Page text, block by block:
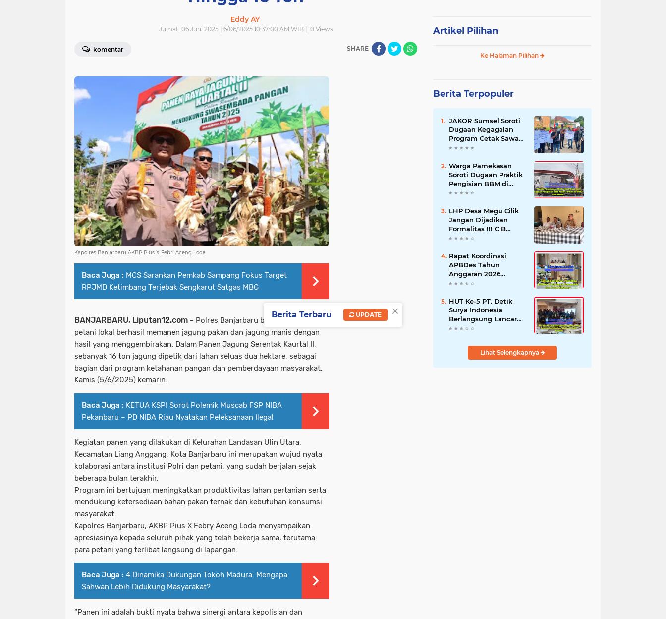
Eddy AY
Jumat, 06 Juni 2025 | 6/06/2025 10:37:00 AM WIB | 0Views
komentar SHARE
Kapolres Banjarbaru AKBP Pius X Febri Aceng Loda
Baca Juga : MCS Sarankan Pemkab Sampang Fokus Target
RPJMD Ketimbang Terjebak Sengkarut Satgas MBG
BANJARBARU, Liputan12.com - Polres Banjarbaru bersama para
petani lokal berhasil memanen jagung pakan dan jagung manis dengan
hasil yang menggembirakan. Dalam Panen Jagung Serentak Kaurtal II,
sebanyak 16 ton jagung dipetik dari lahan seluas dua hektare, sebagai
bagian dari program ketahanan pangan dan pemberdayaan masyarakat.
Kamis (5/6/2025) kemarin.
Baca Juga : KETUA KSPI Sorot Polemik Muscab FSP NIBA
Pekanbaru – PD NIBA Riau Nyatakan Peleksanaan Ilegal
Kegiatan panen yang dilakukan di Kelurahan Landasan Ulin Utara,
Kecamatan Liang Anggang, Kota Banjarbaru ini merupakan wujud nyata
kolaborasi antara institusi Polri dan petani, yang sudah berjalan sejak
beberapa bulan terakhir.
Program ini bertujuan meningkatkan produktivitas lahan pertanian serta
mendukung ketersediaan bahan pakan ternak dan kebutuhan konsumsi
masyarakat.
Kapolres Banjarbaru, AKBP Pius X Febry Aceng Loda menyampaikan
apresiasinya kepada seluruh pihak yang telah bekerja sama, terutama
para petani yang terlibat langsung di lapangan.
Baca Juga : 4 Dinamika Dukungan Tokoh Madura: Mengapa
Sahwan Lebih Didukung Masyarakat?
“Panen ini adalah bukti nyata bahwa sinergi antara kepolisian dan
Artikel Pilihan
Ke Halaman Pilihan
Berita Terpopuler
JAKOR Sumsel Soroti
Dugaan Kegagalan
Program Cetak Sawah
Rp105 Miliar di Ogan
Pertanian Mundur
Warga Pamekasan
Soroti Dugaan Praktik
Pengisian BBM di
SPBU Cem Manis,
Pengawasan
LHP Desa Megu Cilik
Jangan Dijadikan
Formalitas !!! CIB
Desak Inspektorat
dan Hentikan Dugaan
Permainan Oknum
Rapat Koordinasi
APBDes Tahun
Anggaran 2026
Semester II,
Sokobanah Libatkan 12
Desa
HUT Ke-5 PT. Detik
Surya Indonesia
Berlangsung Lancar
dan Profesional,
Wartawan
Lihat Selengkapnya
×
Berita Terbaru UPDATE